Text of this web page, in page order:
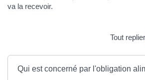
va la recevoir.
Tout replier
Qui est concerné par l'obligation